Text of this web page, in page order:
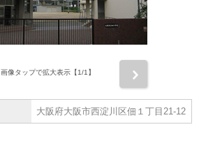
画像タップで拡大表示【1/1】
大阪府大阪市西淀川区佃１丁目21-12